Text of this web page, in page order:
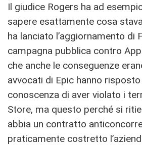
Il giudice Rogers ha ad
sapere esattamente cosa
ha lanciato l’aggiornamento di
campagna pubblica contro
che anche le conseguenze
avvocati di Epic hanno
conoscenza di aver violato i
Store, ma questo perché si
abbia un contratto
praticamente costretto